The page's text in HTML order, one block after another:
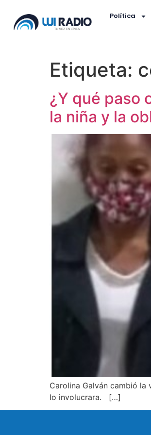
Política
Etiqueta:
¿Y qué paso
la niña y la
Carolina Galván cambió la
lo involucrara. […]